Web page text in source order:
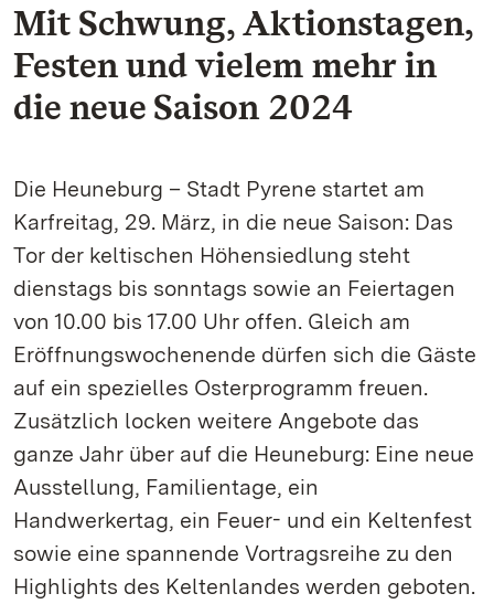
Mit Schwung, Aktionstagen,
Festen und vielem mehr in
die neue Saison 2024
Die Heuneburg – Stadt Pyrene startet am
Karfreitag, 29. März, in die neue Saison: Das
Tor der keltischen Höhensiedlung steht
dienstags bis sonntags sowie an Feiertagen
von 10.00 bis 17.00 Uhr offen. Gleich am
Eröffnungswochenende dürfen sich die Gäste
auf ein spezielles Osterprogramm freuen.
Zusätzlich locken weitere Angebote das
ganze Jahr über auf die Heuneburg: Eine neue
Ausstellung, Familientage, ein
Handwerkertag, ein Feuer- und ein Keltenfest
sowie eine spannende Vortragsreihe zu den
Highlights des Keltenlandes werden geboten.